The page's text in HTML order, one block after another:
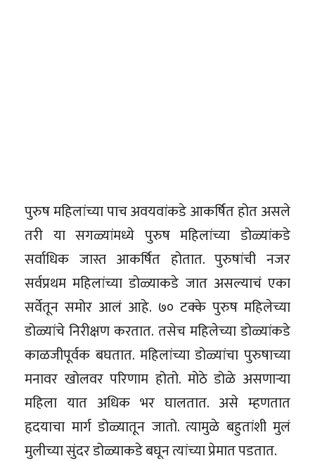
पुरुष महिलांच्या पाच अवयवांकडे आकर्षित होत असले
तरी या सगळ्यांमध्ये पुरुष महिलांच्या डोळ्यांकडे
सर्वाधिक जास्त आकर्षित होतात. पुरुषांची नजर
सर्वप्रथम महिलांच्या डोळ्याकडे जात असल्याचं एका
सर्वेतून समोर आलं आहे. ७० टक्के पुरुष महिलेच्या
डोळ्यांचे निरीक्षण करतात. तसेच महिलेच्या डोळ्यांकडे
काळजीपूर्वक बघतात. महिलांच्या डोळ्यांचा पुरुषाच्या
मनावर खोलवर परिणाम होतो. मोठे डोळे असणार्‍या
महिला यात अधिक भर घालतात. असे म्हणतात
हृदयाचा मार्ग डोळ्यातून जातो. त्यामुळे बहुतांशी मुलं
मुलीच्या सुंदर डोळ्याकडे बघून त्यांच्या प्रेमात पडतात.